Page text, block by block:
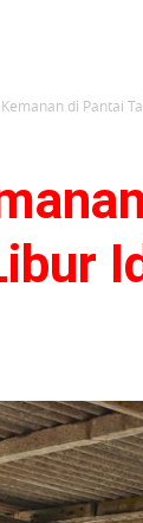
di Pantai